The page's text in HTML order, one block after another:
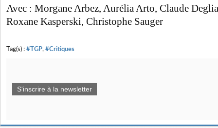
Avec : Morgane Arbez, Aurélia Arto, Claude
Roxane Kasperski, Christophe Sauger
Tag(s) : #TGP, #Critiques
S'inscrire à la newsletter